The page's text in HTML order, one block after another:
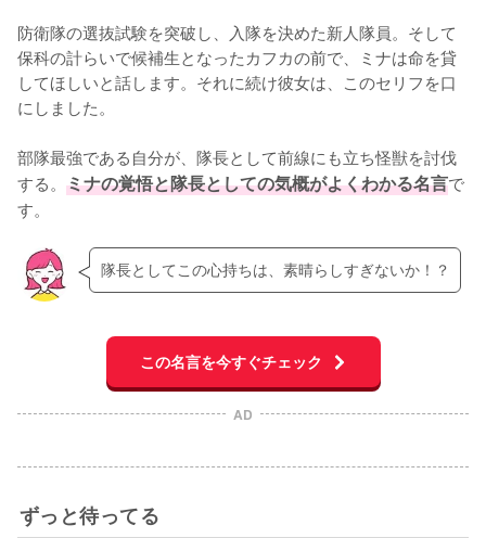
防衛隊の選抜試験を突破し、入隊を決めた新人隊員。そして
保科の計らいで候補生となったカフカの前で、ミナは命を貸
してほしいと話します。それに続け彼女は、このセリフを口
にしました。
部隊最強である自分が、隊長として前線にも立ち怪獣を討伐
する。 ミナの覚悟と隊長としての気概がよくわかる名言で
す。
隊長としてこの心持ちは、素晴らしすぎないか！？
この名言を今すぐチェック
AD
ずっと待ってる